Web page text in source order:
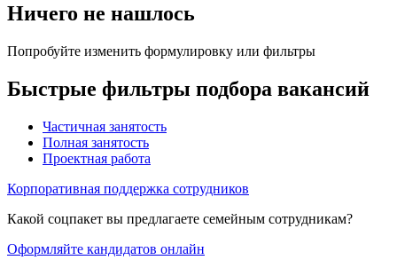
Ничего не нашлось
Попробуйте изменить формулировку или фильтры
Быстрые фильтры подбора вакансий
Частичная занятость
Полная занятость
Проектная работа
Корпоративная поддержка сотрудников
Какой соцпакет вы предлагаете семейным сотрудникам?
Оформляйте кандидатов онлайн